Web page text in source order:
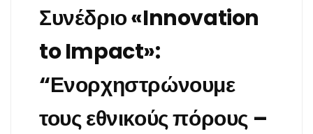
Συνέδριο «Innovation
to Impact»:
“Ενορχηστρώνουμε
τους εθνικούς πόρους –